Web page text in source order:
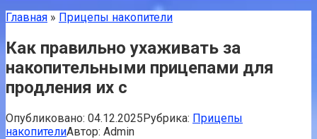
Главная » Прицепы накопители
Как правильно ухаживать за
накопительными прицепами для
продления их с
Опубликовано: 04.12.2025Рубрика: Прицепы
накопителиАвтор: Admin